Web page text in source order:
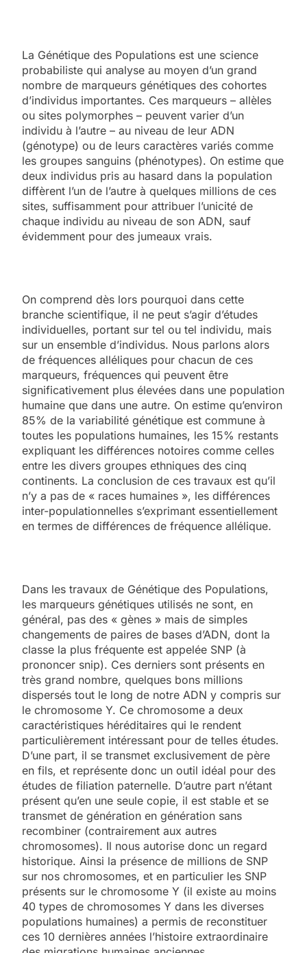
La Génétique des Populations est une science
probabiliste qui analyse au moyen d’un grand
nombre de marqueurs génétiques des cohortes
d’individus importantes. Ces marqueurs – allèles
ou sites polymorphes – peuvent varier d’un
individu à l’autre – au niveau de leur ADN
(génotype) ou de leurs caractères variés comme
les groupes sanguins (phénotypes). On estime que
deux individus pris au hasard dans la population
diffèrent l’un de l’autre à quelques millions de ces
sites, suffisamment pour attribuer l’unicité de
chaque individu au niveau de son ADN, sauf
évidemment pour des jumeaux vrais.
On comprend dès lors pourquoi dans cette
branche scientifique, il ne peut s’agir d’études
individuelles, portant sur tel ou tel individu, mais
sur un ensemble d’individus. Nous parlons alors
de fréquences alléliques pour chacun de ces
marqueurs, fréquences qui peuvent être
significativement plus élevées dans une population
humaine que dans une autre. On estime qu’environ
85% de la variabilité génétique est commune à
toutes les populations humaines, les 15% restants
expliquant les différences notoires comme celles
entre les divers groupes ethniques des cinq
continents. La conclusion de ces travaux est qu’il
n’y a pas de « races humaines », les différences
inter-populationnelles s’exprimant essentiellement
en termes de différences de fréquence allélique.
Dans les travaux de Génétique des Populations,
les marqueurs génétiques utilisés ne sont, en
général, pas des « gènes » mais de simples
changements de paires de bases d’ADN, dont la
classe la plus fréquente est appelée SNP (à
prononcer snip). Ces derniers sont présents en
très grand nombre, quelques bons millions
dispersés tout le long de notre ADN y compris sur
le chromosome Y. Ce chromosome a deux
caractéristiques héréditaires qui le rendent
particulièrement intéressant pour de telles études.
D’une part, il se transmet exclusivement de père
en fils, et représente donc un outil idéal pour des
études de filiation paternelle. D’autre part n’étant
présent qu’en une seule copie, il est stable et se
transmet de génération en génération sans
recombiner (contrairement aux autres
chromosomes). Il nous autorise donc un regard
historique. Ainsi la présence de millions de SNP
sur nos chromosomes, et en particulier les SNP
présents sur le chromosome Y (il existe au moins
40 types de chromosomes Y dans les diverses
populations humaines) a permis de reconstituer
ces 10 dernières années l’histoire extraordinaire